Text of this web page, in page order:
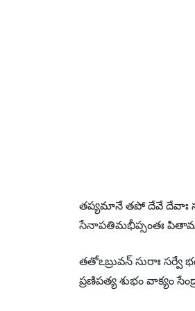
తప్యమానే తపో దేవే దేవాః
సేనాపతిమభీప్సంతః
తతోఽబ్రువన్ సురాః
ప్రణిపత్య శుభం వాక్యం